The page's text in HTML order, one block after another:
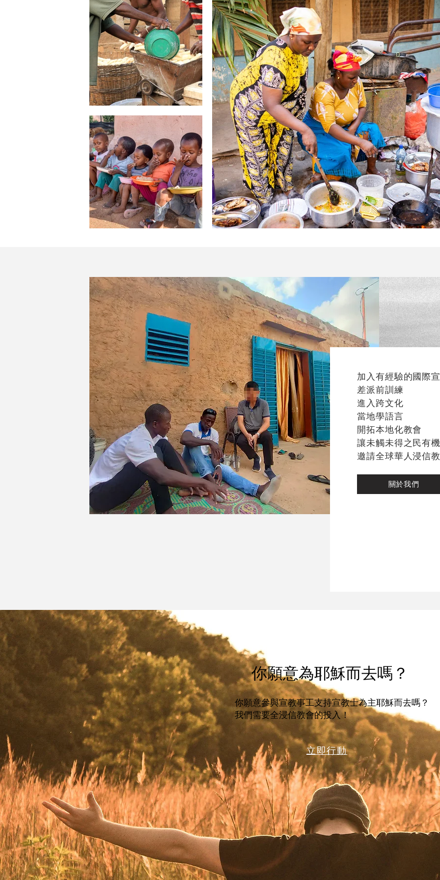
加入有經驗的國際
差派前訓練
進入跨文化
當地學語言
開拓本地化教會
讓未觸未得之民有
邀請全球華人浸信
關於我們
你願意為耶穌而去嗎？
你願意參與宣教事工支持宣教士為主耶穌而去嗎？
我們需要全浸信教會的投入！
​立即行動